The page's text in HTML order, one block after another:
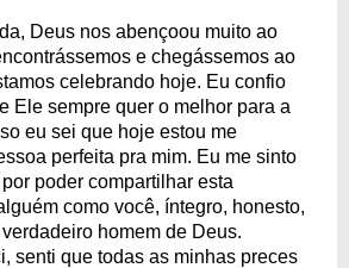
Deus nos abençoou muito ao
e chegássemos ao
celebrando hoje. Eu confio
Ele sempre quer o melhor para a
eu sei que hoje estou me
perfeita pra mim. Eu me sinto
poder compartilhar esta
como você, íntegro, honesto,
homem de Deus.
senti que todas as minhas preces